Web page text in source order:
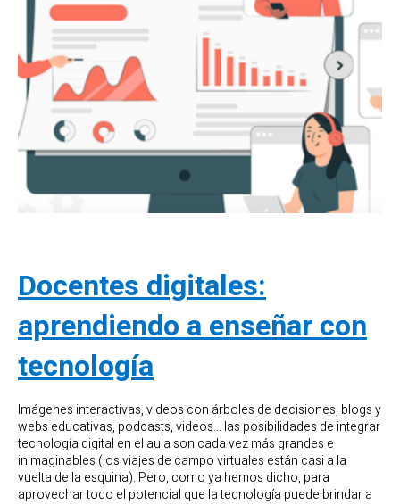
Docentes digitales:
aprendiendo a enseñar con
tecnología
Imágenes interactivas, videos con árboles de decisiones, blogs y
webs educativas, podcasts, videos… las posibilidades de integrar
tecnología digital en el aula son cada vez más grandes e
inimaginables (los viajes de campo virtuales están casi a la
vuelta de la esquina). Pero, como ya hemos dicho, para
aprovechar todo el potencial que la tecnología puede brindar a